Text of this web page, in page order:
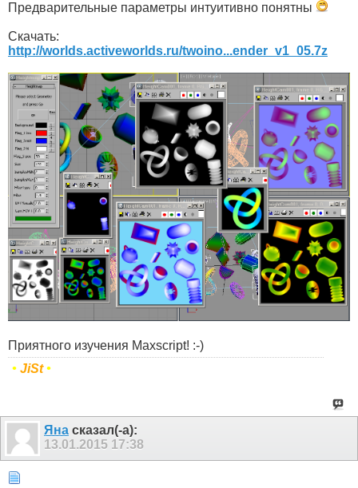
Предварительные параметры интуитивно понятны
Скачать:
http://worlds.activeworlds.ru/twoino...ender_v1_05.7z
Приятного изучения Maxscript! :-)
• JiSt•
Яна сказал(-а):
13.01.2015 17:38